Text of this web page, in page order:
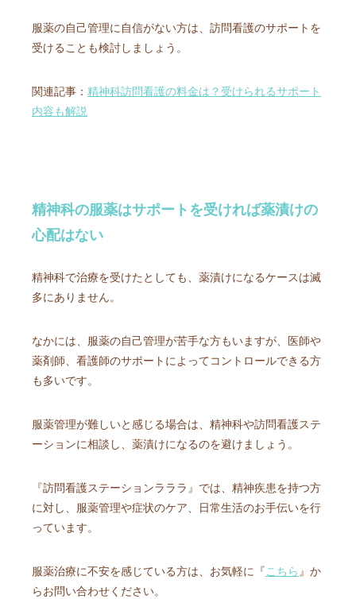
服薬の自己管理に自信がない方は、訪問看護のサポートを
受けることも検討しましょう。
関連記事： 精神科訪問看護の料金は？受けられるサポート
内容も解説
精神科の服薬はサポートを受ければ薬漬けの
心配はない
精神科で治療を受けたとしても、薬漬けになるケースは滅
多にありません。
なかには、服薬の自己管理が苦手な方もいますが、医師や
薬剤師、看護師のサポートによってコントロールできる方
も多いです。
服薬管理が難しいと感じる場合は、精神科や訪問看護ステ
ーションに相談し、薬漬けになるのを避けましょう。
『訪問看護ステーションラララ』では、精神疾患を持つ方
に対し、服薬管理や症状のケア、日常生活のお手伝いを行
っています。
服薬治療に不安を感じている方は、お気軽に『こちら』か
らお問い合わせください。